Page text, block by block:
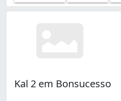
Kal 2 em Bonsucesso